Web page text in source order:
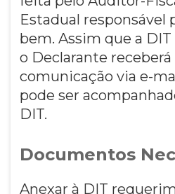
Estadual responsável
bem. Assim que a
o Declarante
comunicação via e-
pode ser
DIT.
Documentos
Anexar à DIT